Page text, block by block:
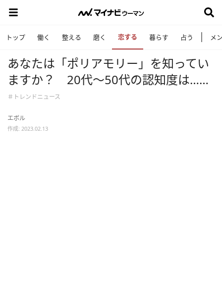
トップ 働く 整える 磨く 恋する 暮らす 占う メ
あなたは「ポリアモリー」を知ってい
ますか？ 20代～50代の認知度は……
＃トレンドニュース
エボル
作成: 2023.02.13